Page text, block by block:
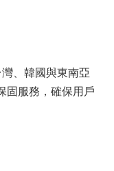
、韓國與東南亞
固服務，確保用戶